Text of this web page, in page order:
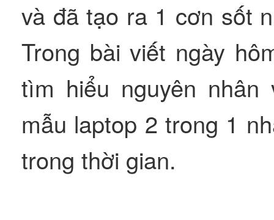
và đã tạo ra 1 cơn sốt
Trong bài viết ngày
tìm hiểu nguyên
mẫu laptop 2 trong 1
trong thời gian.